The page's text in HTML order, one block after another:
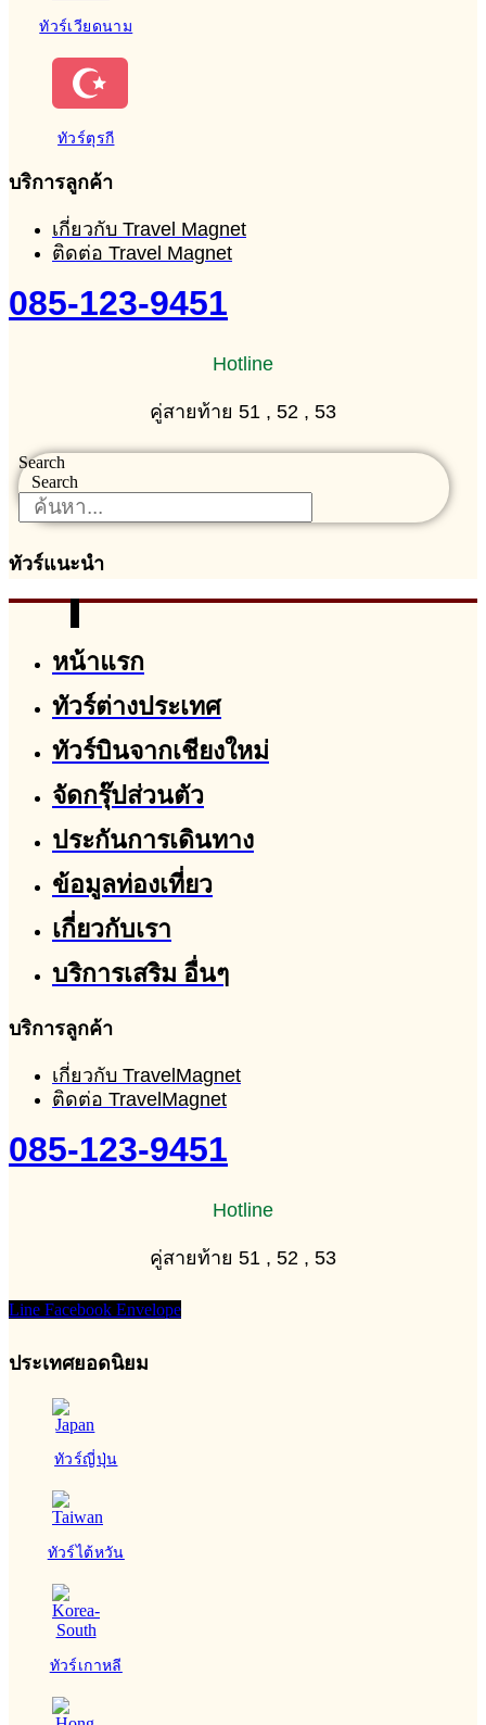
ทัวร์เวียดนาม
ทัวร์ตุรกี
บริการลูกค้า
เกี่ยวกับ Travel Magnet
ติดต่อ Travel Magnet
085-123-9451
Hotline
คู่สายท้าย 51 , 52 , 53
Search
Search
ทัวร์แนะนำ
หน้าแรก
ทัวร์ต่างประเทศ
ทัวร์บินจากเชียงใหม่
จัดกรุ๊ปส่วนตัว
ประกันการเดินทาง
ข้อมูลท่องเที่ยว
เกี่ยวกับเรา
บริการเสริม อื่นๆ
บริการลูกค้า
เกี่ยวกับ TravelMagnet
ติดต่อ TravelMagnet
085-123-9451
Hotline
คู่สายท้าย 51 , 52 , 53
Line Facebook Envelope
ประเทศยอดนิยม
ทัวร์ญี่ปุ่น
ทัวร์ไต้หวัน
ทัวร์เกาหลี